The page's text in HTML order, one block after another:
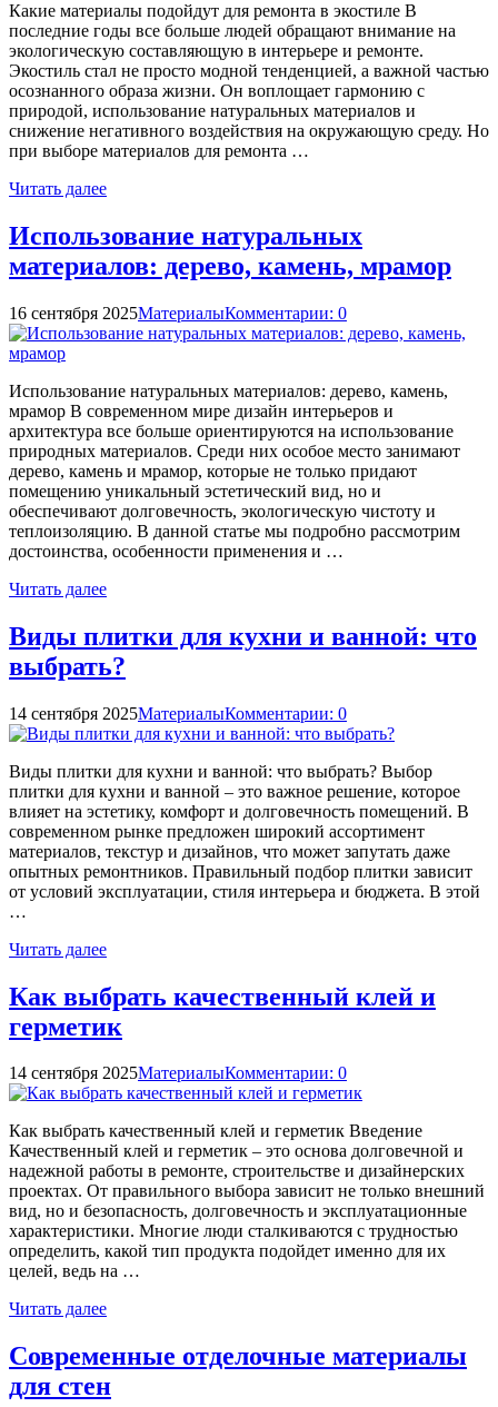
Какие материалы подойдут для ремонта в экостиле В
последние годы все больше людей обращают внимание на
экологическую составляющую в интерьере и ремонте.
Экостиль стал не просто модной тенденцией, а важной частью
осознанного образа жизни. Он воплощает гармонию с
природой, использование натуральных материалов и
снижение негативного воздействия на окружающую среду. Но
при выборе материалов для ремонта …
Читать далее
Использование натуральных
материалов: дерево, камень, мрамор
16 сентября 2025МатериалыКомментарии: 0
Использование натуральных материалов: дерево, камень,
мрамор В современном мире дизайн интерьеров и
архитектура все больше ориентируются на использование
природных материалов. Среди них особое место занимают
дерево, камень и мрамор, которые не только придают
помещению уникальный эстетический вид, но и
обеспечивают долговечность, экологическую чистоту и
теплоизоляцию. В данной статье мы подробно рассмотрим
достоинства, особенности применения и …
Читать далее
Виды плитки для кухни и ванной: что
выбрать?
14 сентября 2025МатериалыКомментарии: 0
Виды плитки для кухни и ванной: что выбрать? Выбор
плитки для кухни и ванной – это важное решение, которое
влияет на эстетику, комфорт и долговечность помещений. В
современном рынке предложен широкий ассортимент
материалов, текстур и дизайнов, что может запутать даже
опытных ремонтников. Правильный подбор плитки зависит
от условий эксплуатации, стиля интерьера и бюджета. В этой
…
Читать далее
Как выбрать качественный клей и
герметик
14 сентября 2025МатериалыКомментарии: 0
Как выбрать качественный клей и герметик Введение
Качественный клей и герметик – это основа долговечной и
надежной работы в ремонте, строительстве и дизайнерских
проектах. От правильного выбора зависит не только внешний
вид, но и безопасность, долговечность и эксплуатационные
характеристики. Многие люди сталкиваются с трудностью
определить, какой тип продукта подойдет именно для их
целей, ведь на …
Читать далее
Современные отделочные материалы
для стен